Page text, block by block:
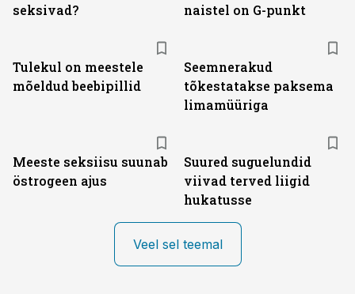
seksivad?
naistel on G-punkt
Tulekul on meestele
mõeldud beebipillid
Seemnerakud
tõkestatakse paksema
limamüüriga
Meeste seksiisu suunab
östrogeen ajus
Suured suguelundid
viivad terved liigid
hukatusse
Veel sel teemal